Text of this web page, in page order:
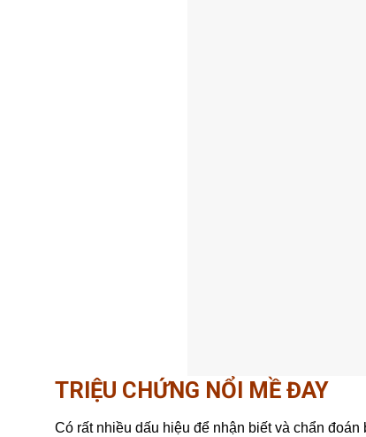
TRIỆU CHỨNG NỔI MỀ ĐAY
Có rất nhiều dấu hiệu để nhận biết và chẩn